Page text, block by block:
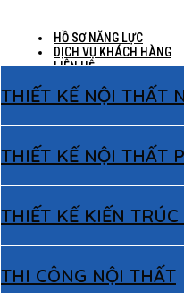
HỒ SƠ NĂNG LỰC
DỊCH VỤ KHÁCH HÀNG
LIÊN HỆ
THIẾT KẾ NỘI THẤT
THIẾT KẾ NỘI THẤT
THIẾT KẾ KIẾN
THI CÔNG NỘI THẤT